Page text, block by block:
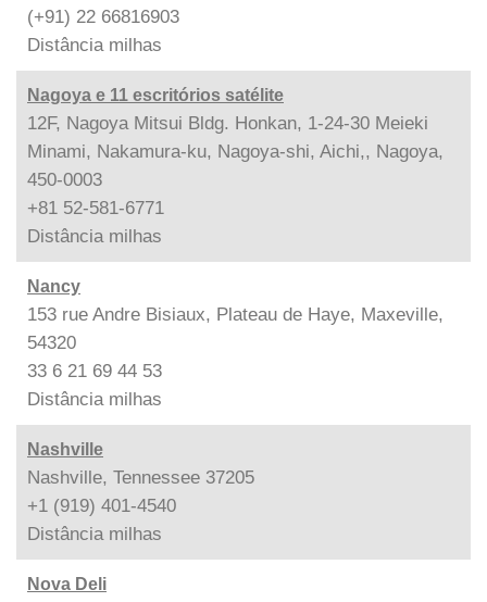
(+91) 22 66816903
Distância milhas
Nagoya e 11 escritórios satélite
12F, Nagoya Mitsui Bldg. Honkan, 1-24-30 Meieki
Minami, Nakamura-ku, Nagoya-shi, Aichi,, Nagoya,
450-0003
+81 52-581-6771
Distância milhas
Nancy
153 rue Andre Bisiaux, Plateau de Haye, Maxeville,
54320
33 6 21 69 44 53
Distância milhas
Nashville
Nashville, Tennessee 37205
+1 (919) 401-4540
Distância milhas
Nova Deli